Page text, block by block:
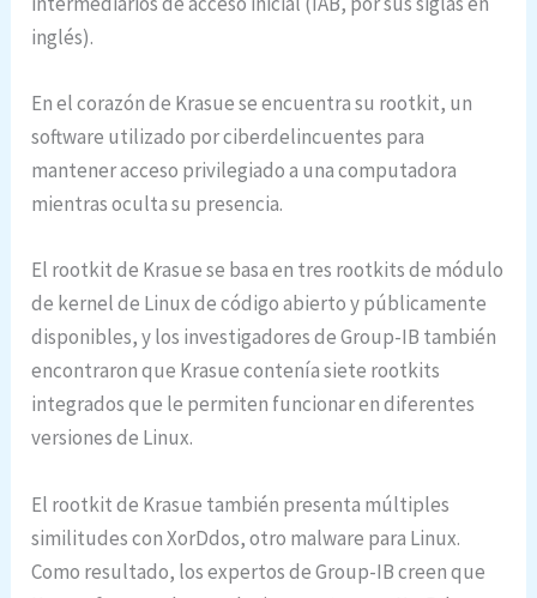
inglés).
En el corazón de Krasue se encuentra su rootkit, un
software utilizado por ciberdelincuentes para
mantener acceso privilegiado a una computadora
mientras oculta su presencia.
El rootkit de Krasue se basa en tres rootkits de módulo
de kernel de Linux de código abierto y públicamente
disponibles, y los investigadores de Group-IB también
encontraron que Krasue contenía siete rootkits
integrados que le permiten funcionar en diferentes
versiones de Linux.
El rootkit de Krasue también presenta múltiples
similitudes con XorDdos, otro malware para Linux.
Como resultado, los expertos de Group-IB creen que